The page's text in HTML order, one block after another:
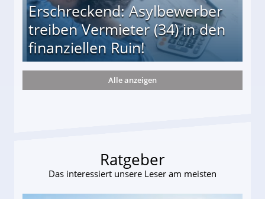
Erschreckend: Asylbewerber
treiben Vermieter (34) in den
finanziellen Ruin!
(34) in den finanziellen Ruin!
Alle anzeigen
Ratgeber
Das interessiert unsere Leser am meisten